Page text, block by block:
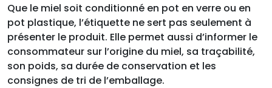
Que le miel soit conditionné en pot en verre ou en
pot plastique, l’étiquette ne sert pas seulement à
présenter le produit. Elle permet aussi d’informer le
consommateur sur l’origine du miel, sa traçabilité,
son poids, sa durée de conservation et les
consignes de tri de l’emballage.